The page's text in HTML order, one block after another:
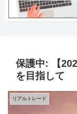
保護中: 【
を目指して
リアルトレード